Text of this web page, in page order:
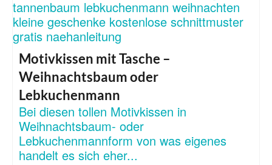
Motivkissen mit Tasche –
Weihnachtsbaum oder
Lebkuchenmann
Bei diesen tollen Motivkissen in
Weihnachtsbaum- oder
Lebkuchenmannform von was eigenes
handelt es sich eher...